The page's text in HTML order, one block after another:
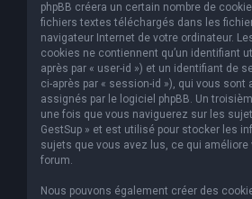
phpBB créera un certain nombre de
fichiers textes téléchargés dans les
navigateur Internet de votre ordinateur.
cookies ne contiennent qu’un identifiant
après par « user-id ») et un identifiant de
ci-après par « session-id »), qui vous sont
assignés par le logiciel phpBB. Un
une fois que vous naviguerez sur les
GestSup » et est utilisé pour stocker les
sujets que vous avez lus, ce qui
forum.
Nous pouvons également créer des